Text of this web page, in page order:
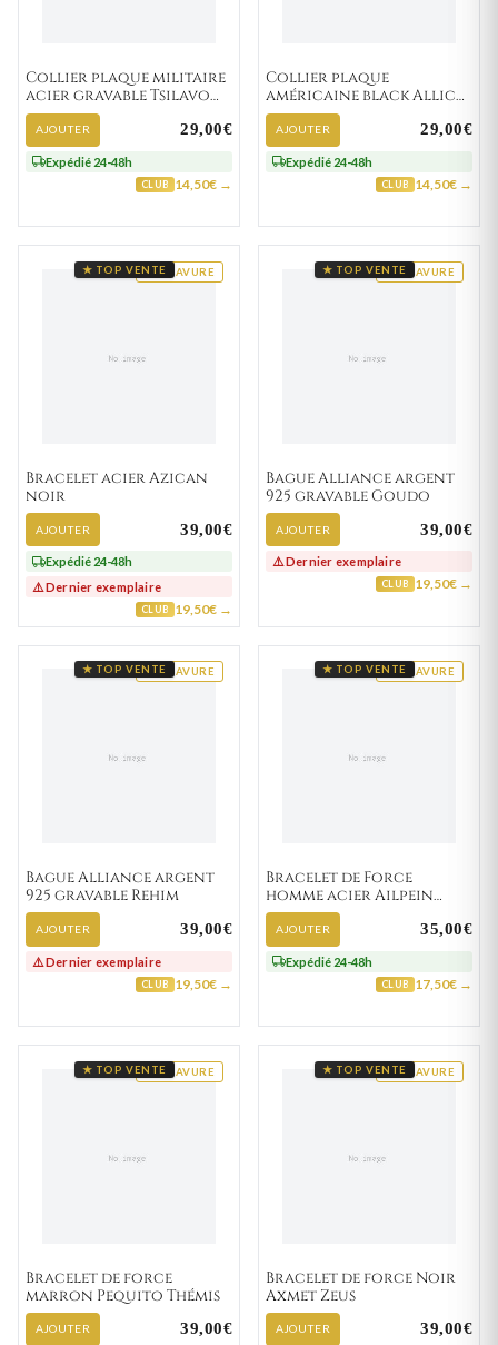
Collier plaque militaire
acier gravable Tsilavo
Strass
AJOUTER 29,00€
Expédié 24-48h
CLUB 14,50€ →
Collier plaque
américaine black Allick
vierge
AJOUTER 29,00€
Expédié 24-48h
CLUB 14,50€ →
GRAVURE
★ TOP VENTE
Bracelet acier Azican
noir
AJOUTER 39,00€
Expédié 24-48h
⚠️ Dernier exemplaire
CLUB 19,50€ →
GRAVURE
★ TOP VENTE
Bague Alliance argent
925 gravable Goudo
AJOUTER 39,00€
⚠️ Dernier exemplaire
CLUB 19,50€ →
GRAVURE
★ TOP VENTE
Bague Alliance argent
925 gravable Rehim
AJOUTER 39,00€
⚠️ Dernier exemplaire
CLUB 19,50€ →
GRAVURE
★ TOP VENTE
Bracelet de Force
homme acier Ailpein
Gulglielmo marron
AJOUTER 35,00€
Expédié 24-48h
CLUB 17,50€ →
GRAVURE
★ TOP VENTE
Bracelet de force
marron Pequito Thémis
AJOUTER 39,00€
GRAVURE
★ TOP VENTE
Bracelet de force Noir
Axmet Zeus
AJOUTER 39,00€